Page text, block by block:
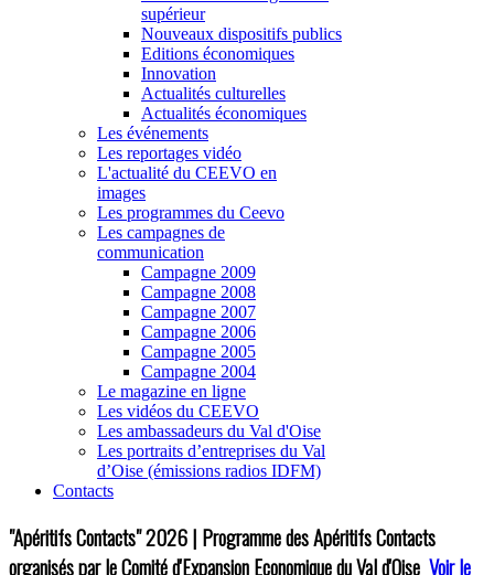
supérieur
Nouveaux dispositifs publics
Editions économiques
Innovation
Actualités culturelles
Actualités économiques
Les événements
Les reportages vidéo
L'actualité du CEEVO en
images
Les programmes du Ceevo
Les campagnes de
communication
Campagne 2009
Campagne 2008
Campagne 2007
Campagne 2006
Campagne 2005
Campagne 2004
Le magazine en ligne
Les vidéos du CEEVO
Les ambassadeurs du Val d'Oise
Les portraits d’entreprises du Val
d’Oise (émissions radios IDFM)
Contacts
"Apéritifs Contacts"2026 | Programme des Apéritifs Contacts
organisés par le Comité d'Expansion Economique du Val d'Oise Voir le